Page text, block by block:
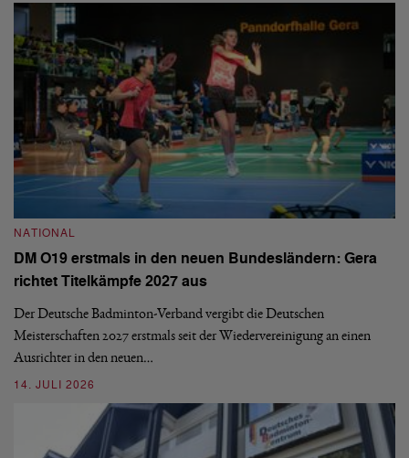
NATIONAL
DM O19 erstmals in den neuen Bundesländern: Gera
richtet Titelkämpfe 2027 aus
Der Deutsche Badminton-Verband vergibt die Deutschen
Meisterschaften 2027 erstmals seit der Wiedervereinigung an einen
Ausrichter in den neuen…
14. JULI 2026